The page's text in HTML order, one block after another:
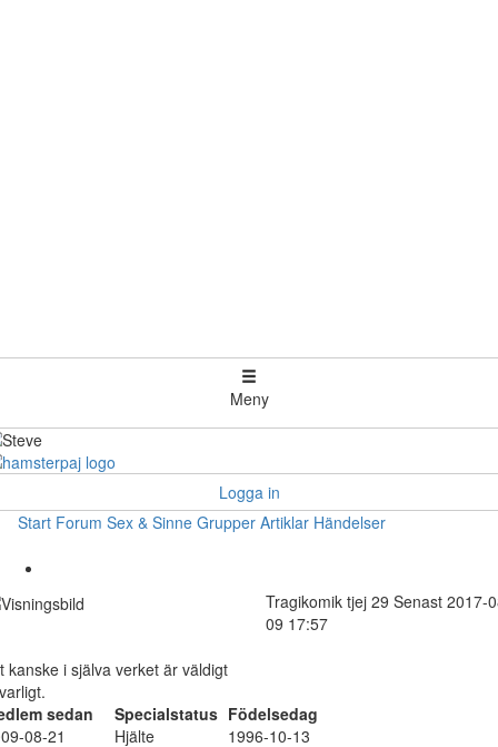
Meny
Logga in
Start Forum Sex & Sinne Grupper Artiklar Händelser
Tragikomik tjej 29 Senast 2017-
09 17:57
kanske i själva verket är väldigt
sedan
Specialstatus Födelsedag
08-21
Hjälte 1996-10-13